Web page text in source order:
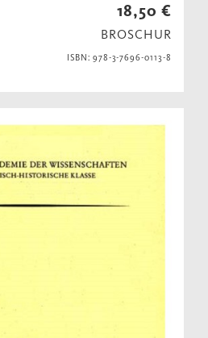
18,50 €
BROSCHUR
ISBN: 978-3-7696-0113-8